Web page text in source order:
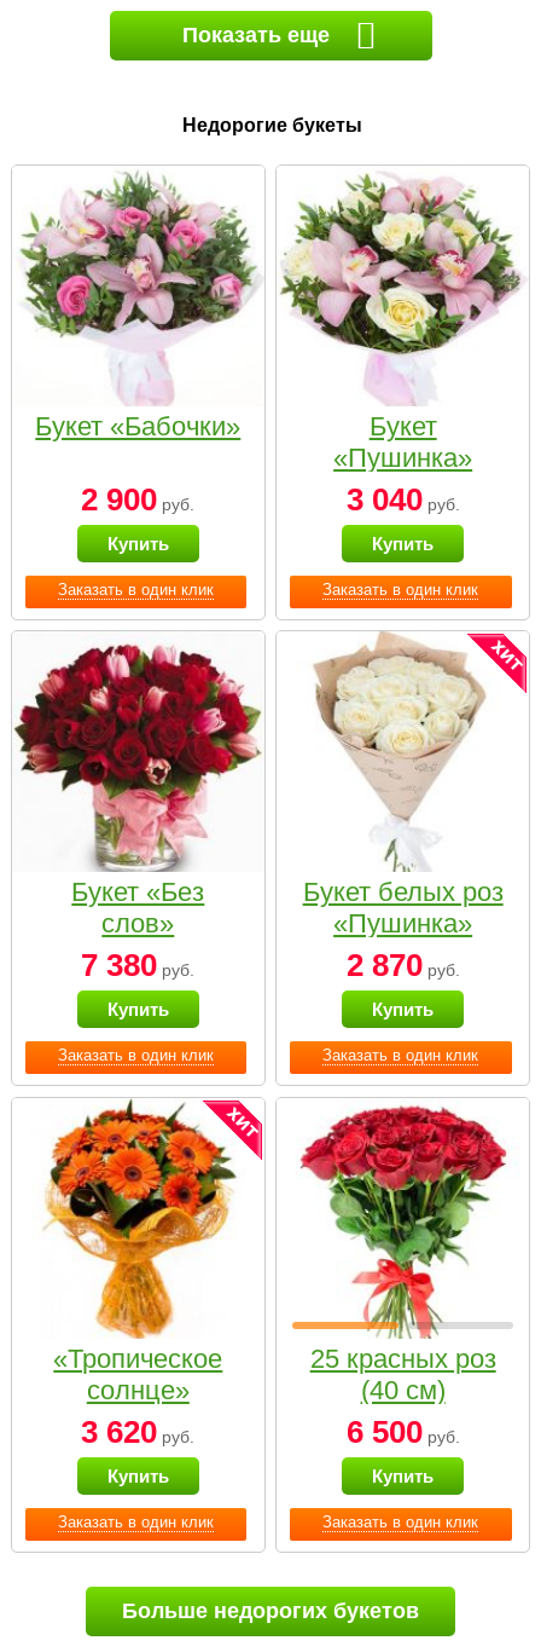
Показать еще
Недорогие букеты
Заказать в один клик
Букет «Бабочки»
2 900 руб.
Купить
Заказать в один клик
Букет
«Пушинка»
3 040руб.
Купить
Заказать в один клик
Букет «Без
слов»
7 380 руб.
Купить
Заказать в один клик
Букет белых роз
«Пушинка»
2 870руб.
Купить
Заказать в один клик
«Тропическое
солнце»
3 620 руб.
Купить
Заказать в один клик
25 красных роз
(40 см)
6 500руб.
Купить
Больше недорогих букетов